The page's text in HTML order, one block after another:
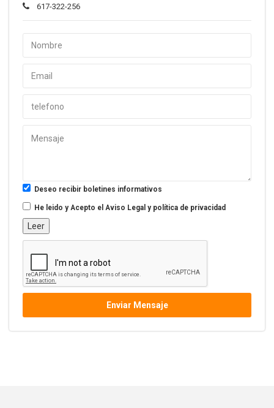
617-322-256
Deseo recibir boletines informativos
He leido y Acepto el Aviso Legal y política de privacidad
Leer
Enviar Mensaje